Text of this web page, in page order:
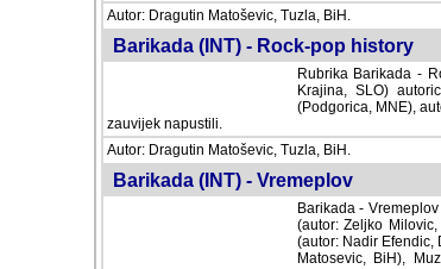
Autor: Dragutin Matoševic, Tuzla, BiH.
Barikada (INT) - Rock-pop history
Rubrika Barikada -
Krajina, SLO)
(Podgorica, MNE),
zauvijek napustili.
Autor: Dragutin Matoševic, Tuzla, BiH.
Barikada (INT) - Vremeplov
Barikada -
(autor: Zeljko
(autor: Nadir Efendic,
Matosevic, BiH),